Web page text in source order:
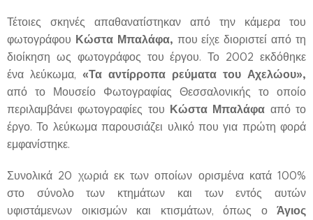
Τέτοιες σκηνές απαθανατίστηκαν από την κάμερα του
φωτογράφου Κώστα Μπαλάφα, που είχε διοριστεί από τη
διοίκηση ως φωτογράφος του έργου. Το 2002 εκδόθηκε
ένα λεύκωμα, «Τα αντίρροπα ρεύματα του Αχελώου»,
από το Μουσείο Φωτογραφίας Θεσσαλονικής το οποίο
περιλαμβάνει φωτογραφίες του Κώστα Μπαλάφα από το
έργο. Το λεύκωμα παρουσιάζει υλικό που για πρώτη φορά
εμφανίστηκε.
Συνολικά 20 χωριά εκ των οποίων ορισμένα κατά 100%
στο σύνολο των κτημάτων και των εντός αυτών
υφιστάμενων οικισμών και κτισμάτων, όπως ο Άγιος